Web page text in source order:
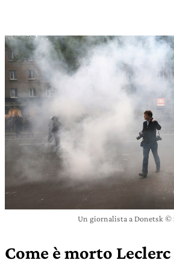
Un giornalista a Donetsk ©
Come è morto